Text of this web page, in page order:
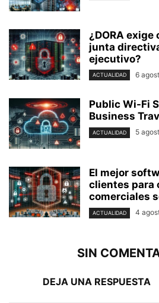
¿DORA
junta
ejecutivo?
ACTUALIDAD 6
Public Wi-Fi
Business
ACTUALIDAD 5
El mejor
clientes para
comerciales
ACTUALIDAD 4
SIN
DEJA UNA RESPUESTA